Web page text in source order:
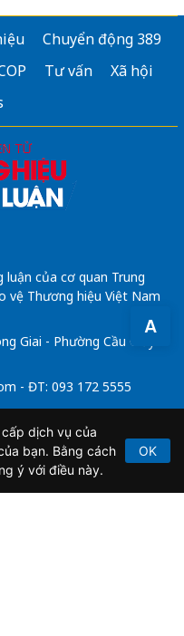
A
Chuyển động 389
Tư vấn
Xã hội
của cơ quan Trung
vệ Thương hiệu Việt Nam
Giai - Phường Cầu Giấy -
- ĐT: 093 172 5555
64/GP-BTTTT do Bộ
2/2020.
dịch vụ của
bạn. Bằng cách
ý với điều này.
OK